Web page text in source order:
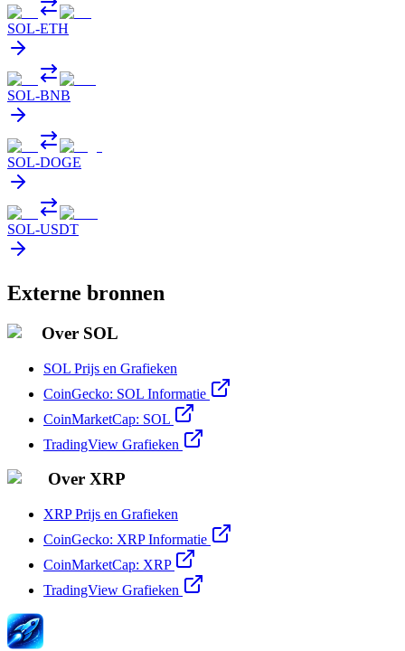
SOL-ETH
SOL-BNB
SOL-DOGE
SOL-USDT
Externe bronnen
Over SOL
SOL Prijs en Grafieken
CoinGecko: SOL Informatie
CoinMarketCap: SOL
TradingView Grafieken
Over XRP
XRP Prijs en Grafieken
CoinGecko: XRP Informatie
CoinMarketCap: XRP
TradingView Grafieken